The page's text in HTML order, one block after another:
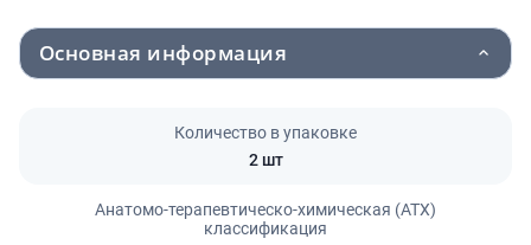
Основная информация
Количество в упаковке
2 шт
Анатомо-терапевтическо-химическая (АТХ)
классификация